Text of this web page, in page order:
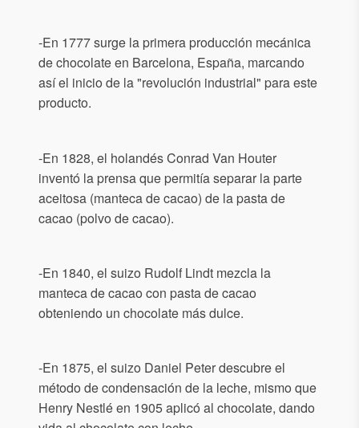
-En 1777 surge la primera producción mecánica
de chocolate en Barcelona, España, marcando
así el inicio de la "revolución industrial" para este
producto.
-En 1828, el holandés Conrad Van Houter
inventó la prensa que permitía separar la parte
aceitosa (manteca de cacao) de la pasta de
cacao (polvo de cacao).
-En 1840, el suizo Rudolf Lindt mezcla la
manteca de cacao con pasta de cacao
obteniendo un chocolate más dulce.
-En 1875, el suizo Daniel Peter descubre el
método de condensación de la leche, mismo que
Henry Nestlé en 1905 aplicó al chocolate, dando